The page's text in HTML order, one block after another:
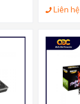
Liên hệ